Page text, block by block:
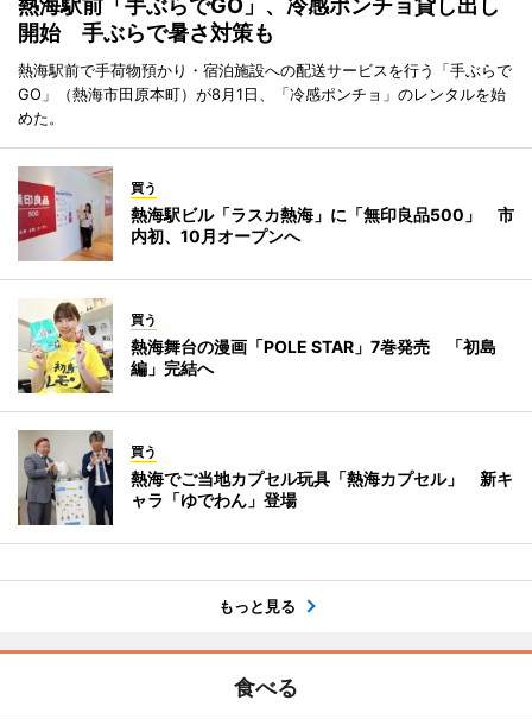
開始 手ぶらで暑さ対策も
熱海駅前で手荷物預かり・宿泊施設への配送サービスを行う「手ぶらで
GO」（熱海市田原本町）が8月1日、「冷感ポンチョ」のレンタルを始
めた。
買う
熱海駅ビル「ラスカ熱海」に「無印良品500」 市
内初、10月オープンへ
買う
熱海舞台の漫画「POLE STAR」7巻発売 「初島
編」完結へ
買う
熱海でご当地カプセル玩具「熱海カプセル」 新キ
ャラ「ゆでわん」登場
もっと見る
食べる